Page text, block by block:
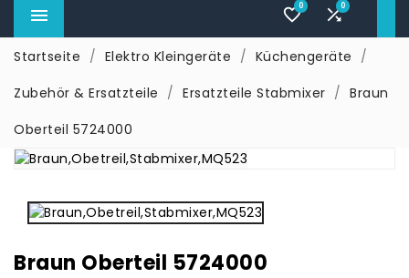
 0
0
Startseite Elektro Kleingeräte
Küchengeräte
Zubehör & Ersatzteile
Ersatzteile Stabmixer
Braun
Oberteil 5724000
Braun Oberteil 5724000